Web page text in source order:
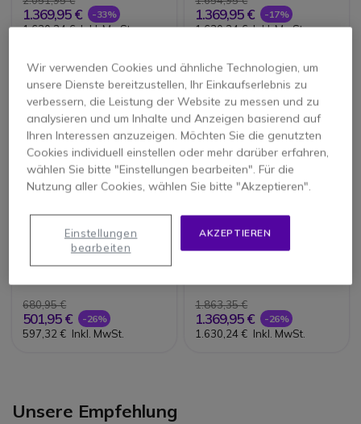
1.369,95 € -33%
1.630,24 € Inkl. MwSt.
1.369,95 € -17%
1.630,24 € Inkl. MwSt.
3M Peltor Atex Twin
680,95 €
501,95 € -26%
597,32 € Inkl. MwSt.
Peltor 3M Litecom WS
1.863,35 €
1.369,95 € -26%
1.630,24 € Inkl. MwSt.
Unsere Empfehlung
Wir verwenden Cookies und ähnliche Technologien, um
unsere Dienste bereitzustellen, Ihr Einkaufserlebnis zu
verbessern, die Leistung der Website zu messen und zu
analysieren und um Inhalte und Anzeigen basierend auf
Ihren Interessen anzuzeigen. Möchten Sie die genutzten
Cookies individuell einstellen oder mehr darüber erfahren,
wählen Sie bitte "Einstellungen bearbeiten". Für die
Nutzung aller Cookies, wählen Sie bitte "Akzeptieren".
AKZEPTIEREN
Einstellungen
bearbeiten